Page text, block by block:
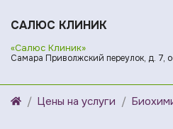
САЛЮС КЛИНИК
«Салюс Клиник»
Самара Приволжский переулок, д. 7,
Цены на услуги